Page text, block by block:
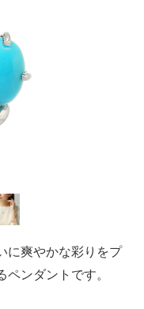
に爽やかな彩りをプ
ンダントです。